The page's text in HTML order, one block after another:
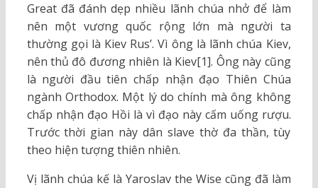
Great đã đánh dẹp nhiều lãnh chúa nhở để làm
nên một vương quốc rộng lớn mà người ta
thường gọi là Kiev Rus’. Vì ông là lãnh chúa Kiev,
nên thủ đô đương nhiên là Kiev[1]. Ông này cũng
là người đầu tiên chấp nhận đạo Thiên Chúa
ngành Orthodox. Một lý do chính mà ông không
chấp nhận đạo Hồi là vì đạo này cấm uống rượu.
Trước thời gian này dân slave thờ đa thần, tùy
theo hiện tượng thiên nhiên.
Vị lãnh chúa kế là Yaroslav the Wise cũng đã làm